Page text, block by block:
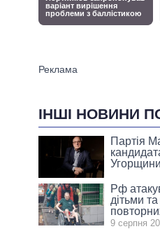
ІНШІ НОВИНИ
Партія
Угорщини
Рф
дітьми
9 серпня